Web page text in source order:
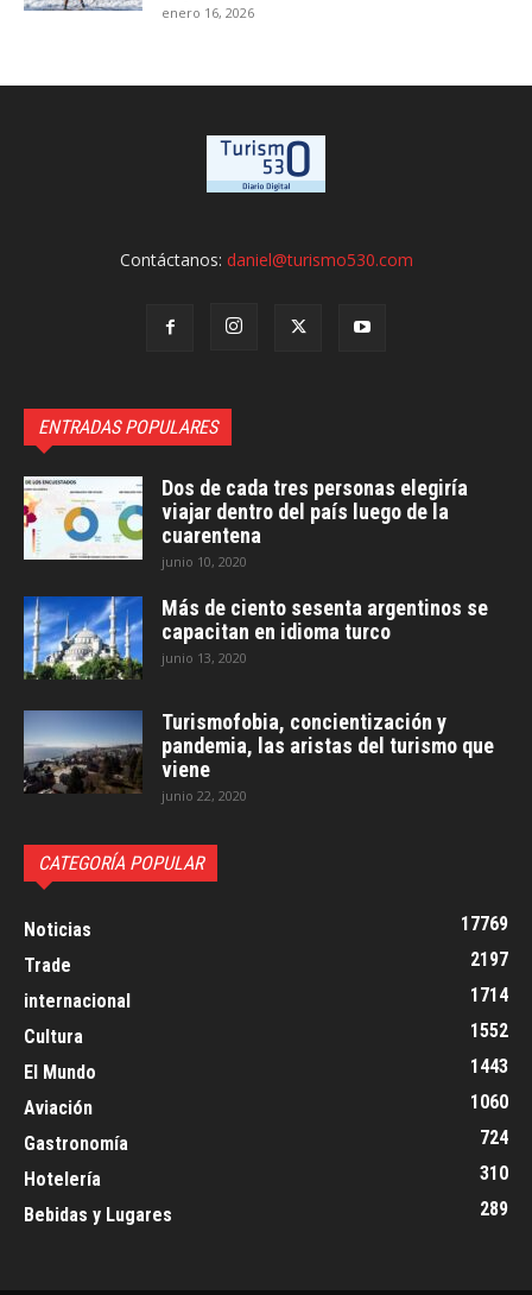
enero 16, 2026
Contáctanos: daniel@turismo530.com
ENTRADAS POPULARES
Dos de cada tres personas elegiría
viajar dentro del país luego de la
cuarentena
junio 10, 2020
Más de ciento sesenta argentinos se
capacitan en idioma turco
junio 13, 2020
Turismofobia, concientización y
pandemia, las aristas del turismo que
viene
junio 22, 2020
CATEGORÍA POPULAR
Noticias
17769
Trade
2197
internacional
1714
Cultura
1552
El Mundo
1443
Aviación
1060
Gastronomía
724
Hotelería
310
Bebidas y Lugares
289